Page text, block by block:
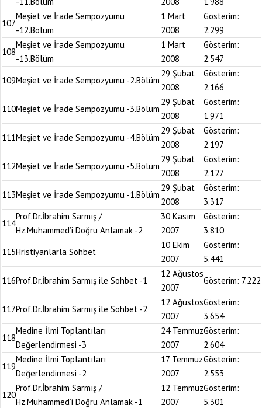
107
Meşiet ve İrade Sempozyumu
-12.Bölüm
1 Mart
2008
Gösterim:
2.299
108
Meşiet ve İrade Sempozyumu
-13.Bölüm
1 Mart
2008
Gösterim:
2.547
109Meşiet ve İrade Sempozyumu -2.Bölüm
29 Şubat
2008
Gösterim:
2.166
110Meşiet ve İrade Sempozyumu -3.Bölüm
29 Şubat
2008
Gösterim:
1.971
111Meşiet ve İrade Sempozyumu -4.Bölüm
29 Şubat
2008
Gösterim:
2.197
112Meşiet ve İrade Sempozyumu -5.Bölüm
29 Şubat
2008
Gösterim:
2.127
113Meşiet ve İrade Sempozyumu -1.Bölüm
29 Şubat
2008
Gösterim:
3.317
114
Prof.Dr.İbrahim Sarmış /
Hz.Muhammed’i Doğru Anlamak -2
30 Kasım
2007
Gösterim:
3.810
115Hristiyanlarla Sohbet
10 Ekim
2007
Gösterim:
5.441
116Prof.Dr.İbrahim Sarmış ile Sohbet -1
12 Ağustos
2007
Gösterim: 7.222
117Prof.Dr.İbrahim Sarmış ile Sohbet -2
12 Ağustos
2007
Gösterim:
3.654
118
Medine İlmi Toplantıları
Değerlendirmesi -3
24 Temmuz
2007
Gösterim:
2.604
119
Medine İlmi Toplantıları
Değerlendirmesi -2
17 Temmuz
2007
Gösterim:
2.553
120
Prof.Dr.İbrahim Sarmış /
Hz.Muhammed’i Doğru Anlamak -1
12 Temmuz
2007
Gösterim:
5.301